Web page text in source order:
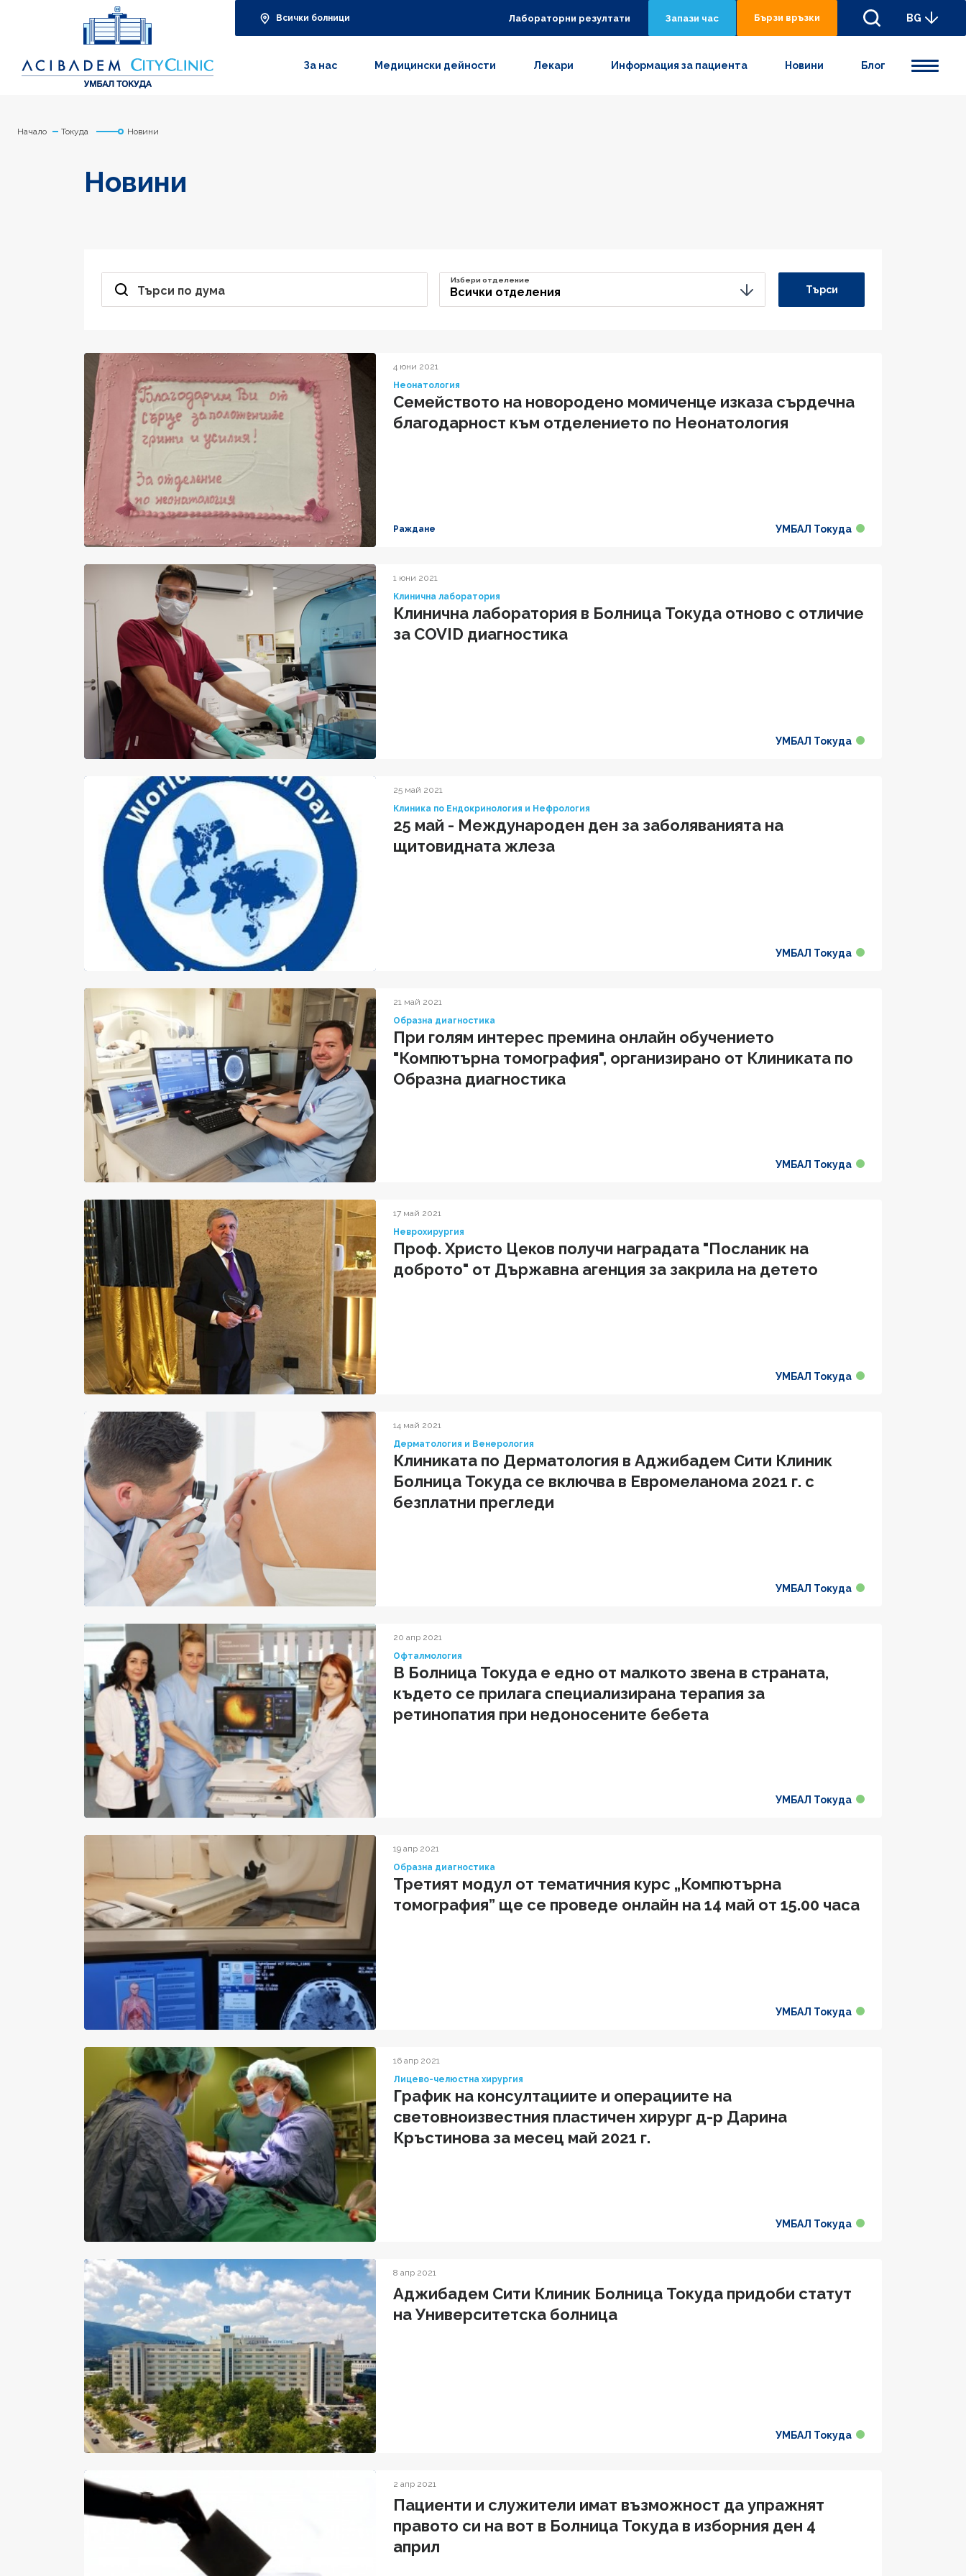
Всички болници Лабораторни резултати Запази час Бързи връзки BG
За нас Медицински дейности Лекари Информация за пациента Новини Блог
Начало Токуда Новини
Новини
Търси по дума Всички отделения
Избери отделение
Търси
4 юни 2021
Неонатология
Семейството на новородено момиченце изказа сърдечна
благодарност към отделението по Неонатология
Раждане УМБАЛ Токуда
1 юни 2021
Клинична лаборатория
Клинична лаборатория в Болница Токуда отново с отличие
за COVID диагностика
УМБАЛ Токуда
25 май 2021
Клиника по Ендокринология и Нефрология
25 май - Международен ден за заболяванията на
щитовидната жлеза
УМБАЛ Токуда
21 май 2021
Образна диагностика
При голям интерес премина онлайн обучението
"Компютърна томография", организирано от Клиниката по
Образна диагностика
УМБАЛ Токуда
17 май 2021
Неврохирургия
Проф. Христо Цеков получи наградата "Посланик на
доброто" от Държавна агенция за закрила на детето
УМБАЛ Токуда
14 май 2021
Дерматология и Венерология
Клиниката по Дерматология в Аджибадем Сити Клиник
Болница Токуда се включва в Евромеланома 2021 г. с
безплатни прегледи
УМБАЛ Токуда
20 апр 2021
Офталмология
В Болница Токуда е едно от малкото звена в страната,
където се прилага специализирана терапия за
ретинопатия при недоносените бебета
УМБАЛ Токуда
19 апр 2021
Образна диагностика
Третият модул от тематичния курс „Компютърна
томография” ще се проведе онлайн на 14 май от 15.00 часа
УМБАЛ Токуда
16 апр 2021
Лицево-челюстна хирургия
График на консултациите и операциите на
световноизвестния пластичен хирург д-р Дарина
Кръстинова за месец май 2021 г.
УМБАЛ Токуда
8 апр 2021
Аджибадем Сити Клиник Болница Токуда придоби статут
на Университетска болница
УМБАЛ Токуда
2 апр 2021
Пациенти и служители имат възможност да упражнят
правото си на вот в Болница Токуда в изборния ден 4
април